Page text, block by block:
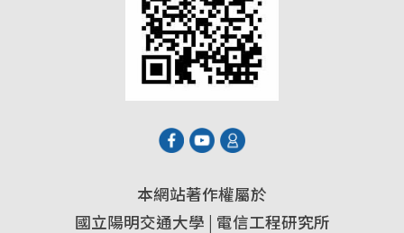
本網站著作權屬於
國立陽明交通大學 | 電信工程研究所